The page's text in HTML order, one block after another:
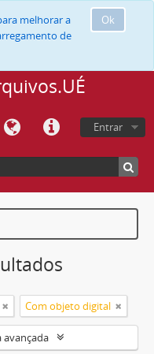
Ok
melhorar a
de
Entrar
Com objeto digital
avançada